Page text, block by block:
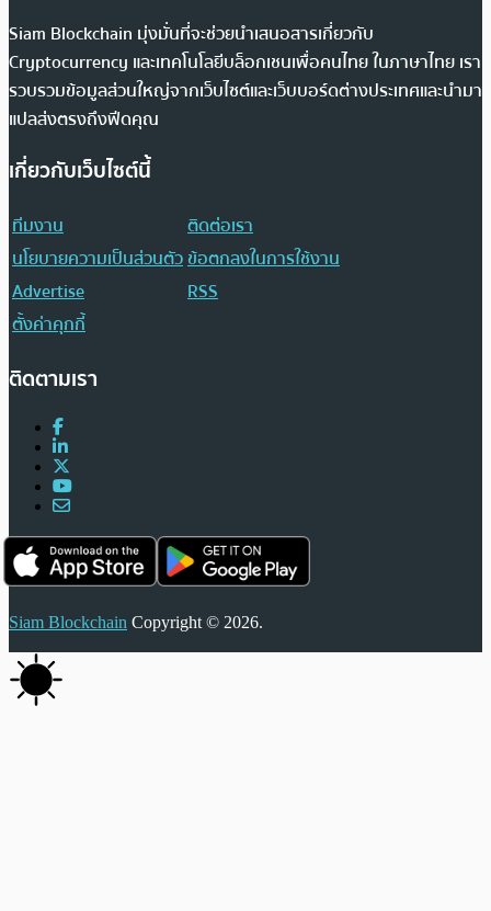
Siam Blockchain มุ่งมั่นที่จะช่วยนำเสนอสารเกี่ยวกับ
Cryptocurrency และเทคโนโลยีบล็อกเชนเพื่อคนไทย ในภาษาไทย เรา
รวบรวมข้อมูลส่วนใหญ่จากเว็บไซต์และเว็บบอร์ดต่างประเทศและนำมา
แปลส่งตรงถึงฟีดคุณ
เกี่ยวกับเว็บไซต์นี้
ทีมงาน
ติดต่อเรา
นโยบายความเป็นส่วนตัวข้อตกลงในการใช้งาน
Advertise
RSS
ตั้งค่าคุกกี้
ติดตามเรา
Siam Blockchain Copyright © 2026.